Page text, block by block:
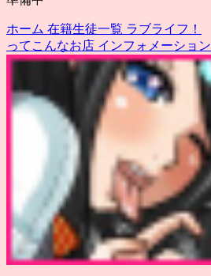
ホーム 在籍生徒一覧 ラブライフ！
ってこんなお店 インフォメーション